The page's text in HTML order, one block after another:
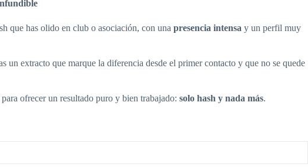
que has olido en club o asociación, con una presencia intensa y un perfil muy
un extracto que marque la diferencia desde el primer contacto y que no se quede
ofrecer un resultado puro y bien trabajado: solo hash y nada más.